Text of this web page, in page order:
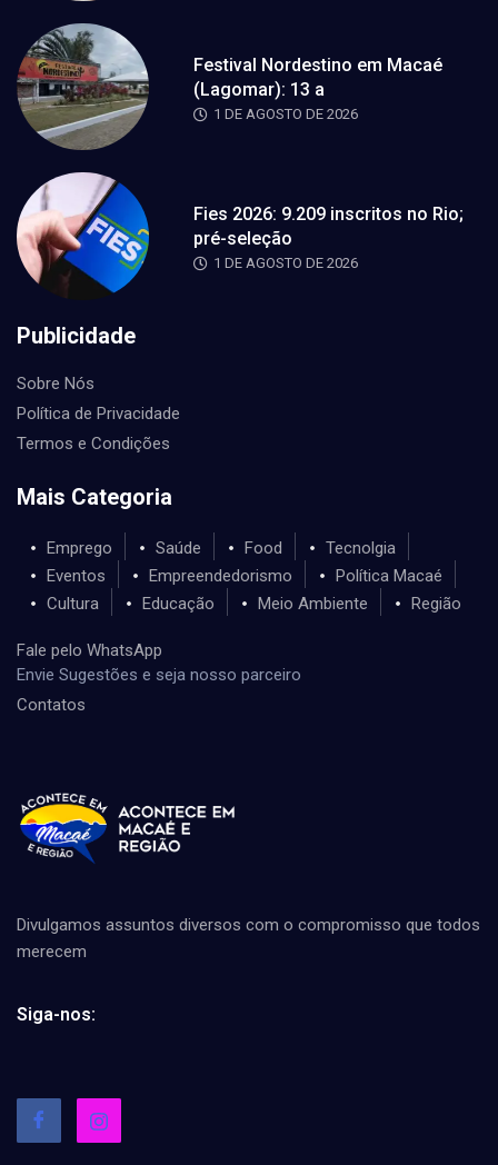
Festival Nordestino em Macaé
(Lagomar): 13 a
1 DE AGOSTO DE 2026
Fies 2026: 9.209 inscritos no Rio;
pré-seleção
1 DE AGOSTO DE 2026
Publicidade
Sobre Nós
Política de Privacidade
Termos e Condições
Mais Categoria
Emprego Saúde Food
Tecnolgia
Eventos
Empreendedorismo
Política Macaé
Cultura
Educação Meio Ambiente Região
Fale pelo WhatsApp
Envie Sugestões e seja nosso parceiro
Contatos
Divulgamos assuntos diversos com o compromisso que todos
merecem
Siga-nos: